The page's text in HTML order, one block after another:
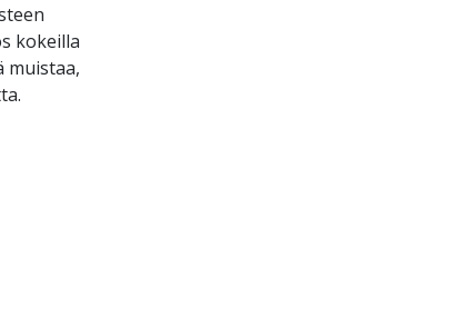
kokeilla
muistaa,